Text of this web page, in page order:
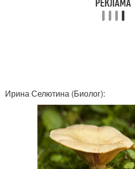
Ирина Селютина (Биолог):